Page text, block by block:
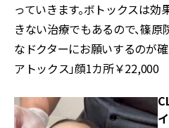
っていきます。ボトックスは
きない治療でもあるので、篠
なドクターにお願いするのが確
アトックス」顔1カ所￥22,000